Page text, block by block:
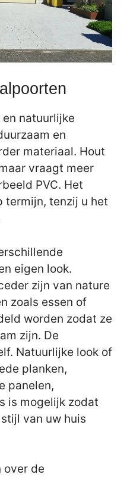
natuurlijke
en
materiaal. Hout
vraagt meer
PVC. Het
termijn, tenzij u het
eigen look.
zijn van nature
zoals essen of
worden zodat ze
zijn. De
Natuurlijke look of
planken,
panelen,
is mogelijk zodat
van uw huis
over de